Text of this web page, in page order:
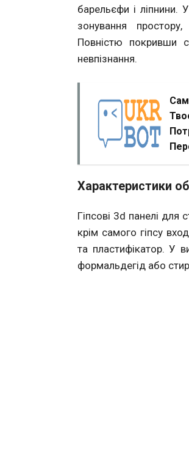
барельєфи і ліпнини.
зонування простору,
Повністю покривши
невпізнання.
Характеристики
Гіпсові 3d панелі для
крім самого гіпсу
та пластифікатор. У
формальдегід або